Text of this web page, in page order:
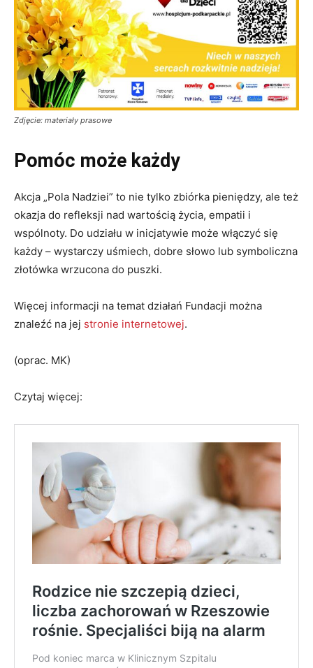
Zdjęcie: materiały prasowe
Pomóc może każdy
Akcja „Pola Nadziei” to nie tylko zbiórka pieniędzy, ale też
okazja do refleksji nad wartością życia, empatii i
wspólnoty. Do udziału w inicjatywie może włączyć się
każdy – wystarczy uśmiech, dobre słowo lub symboliczna
złotówka wrzucona do puszki.
Więcej informacji na temat działań Fundacji można
znaleźć na jej stronie internetowej.
(oprac. MK)
Czytaj więcej: